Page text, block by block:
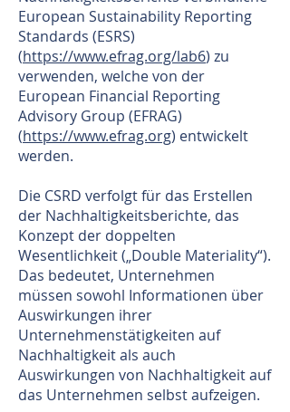
European Sustainability Reporting
Standards (ESRS)
(https://www.efrag.org/lab6) zu
verwenden, welche von der
European Financial Reporting
Advisory Group (EFRAG)
(https://www.efrag.org) entwickelt
werden.
Die CSRD verfolgt für das Erstellen
der Nachhaltigkeitsberichte, das
Konzept der doppelten
Wesentlichkeit („Double Materiality“).
Das bedeutet, Unternehmen
müssen sowohl Informationen über
Auswirkungen ihrer
Unternehmenstätigkeiten auf
Nachhaltigkeit als auch
Auswirkungen von Nachhaltigkeit auf
das Unternehmen selbst aufzeigen.